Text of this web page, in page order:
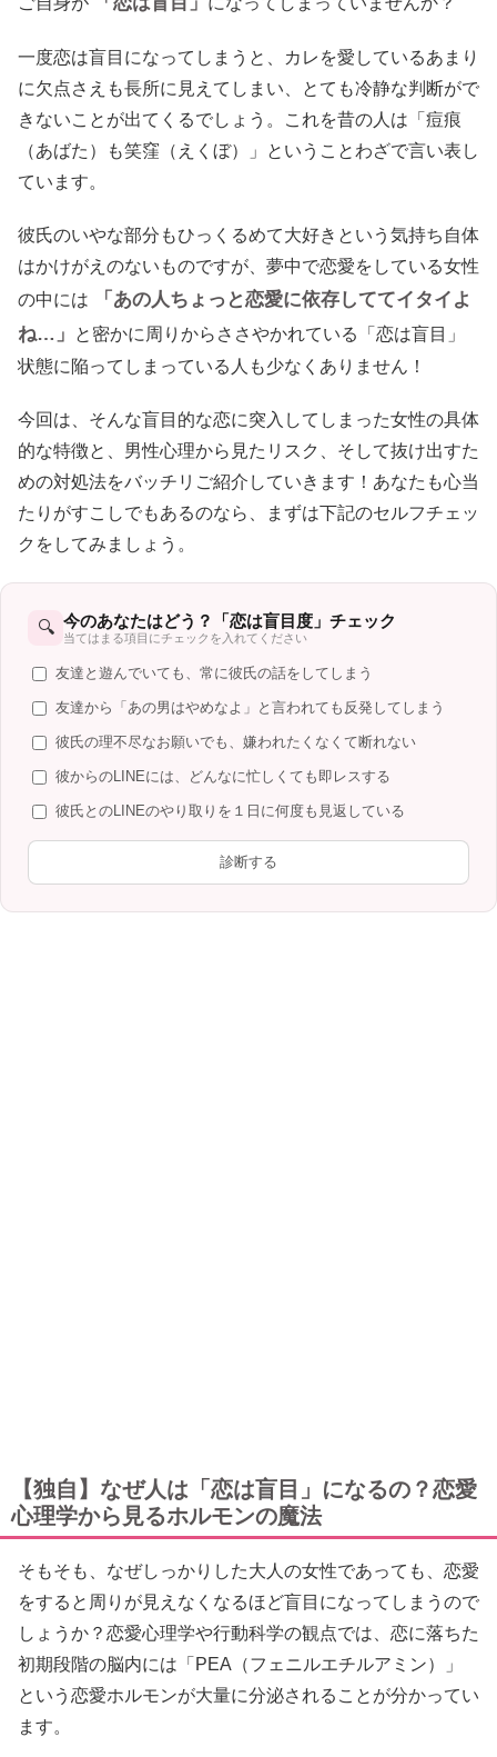
一度恋は盲目になってしまうと、カレを愛しているあまり
に欠点さえも長所に見えてしまい、とても冷静な判断がで
きないことが出てくるでしょう。これを昔の人は「痘痕
（あばた）も笑窪（えくぼ）」ということわざで言い表し
ています。
彼氏のいやな部分もひっくるめて大好きという気持ち自体
はかけがえのないものですが、夢中で恋愛をしている女性
の中には
「あの人ちょっと恋愛に依存しててイタイよ
ね…」
と密かに周りからささやかれている「恋は盲目」
状態に陥ってしまっている人も少なくありません！
今回は、そんな盲目的な恋に突入してしまった女性の具体
的な特徴と、男性心理から見たリスク、そして抜け出すた
めの対処法をバッチリご紹介していきます！あなたも心当
たりがすこしでもあるのなら、まずは下記のセルフチェッ
クをしてみましょう。
🔍 今のあなたはどう？「恋は盲目度」チェック
当てはまる項目にチェックを入れてください
友達と遊んでいても、常に彼氏の話をしてしまう
友達から「あの男はやめなよ」と言われても反発してしまう
彼氏の理不尽なお願いでも、嫌われたくなくて断れない
彼からのLINEには、どんなに忙しくても即レスする
彼氏とのLINEのやり取りを１日に何度も見返している
診断する
【独自】なぜ人は「恋は盲目」になるの？恋愛
心理学から見るホルモンの魔法
そもそも、なぜしっかりした大人の女性であっても、恋愛
をすると周りが見えなくなるほど盲目になってしまうので
しょうか？恋愛心理学や行動科学の観点では、恋に落ちた
初期段階の脳内には「PEA（フェニルエチルアミン）」
という恋愛ホルモンが大量に分泌されることが分かってい
ます。